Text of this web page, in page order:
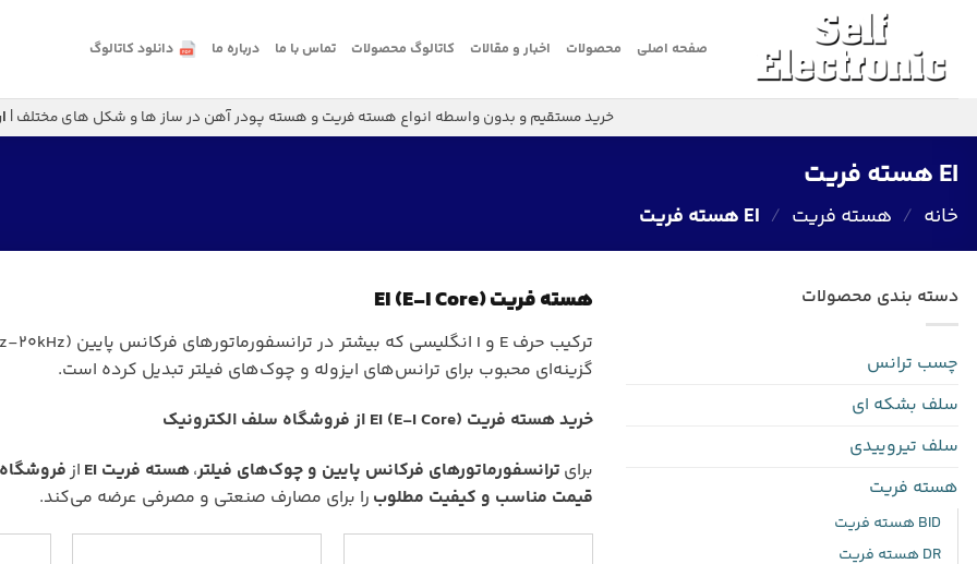
content
صفحه اصلی محصولات اخبار و مقالات کاتالوگ محصولات تماس با ما درباره ما دانلود کاتالوگ
خرید مستقیم و بدون واسطه انواع هسته فریت و هسته پودر آهن در ساز ها و شکل های مختلف |
EI هسته فریت
خانه / هسته فریت /
دسته بندی محصولات
چسب ترانس
سلف بشکه ای
سلف تیروییدی
هسته فریت
BID هسته فریت
DR هسته فریت
هسته فریت EI (E-I Core)
گزینه‌ای محبوب برای ترانس‌های ایزوله و چوک‌های فیلتر تبدیل کرده است.
خرید هسته فریت EI (E-I Core) از فروشگاه سلف الکترونیک
برای ترانسفورماتورهای فرکانس پایین و چوک‌های فیلتر،هسته فریت EI از
قیمت مناسب و کیفیت مطلوب را برای مصارف صنعتی و مصرفی عرضه می‌کند.